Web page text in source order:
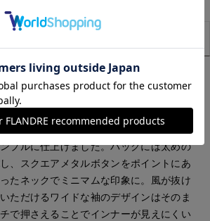
な張り感が特徴の綿ポリエステルの素材
シルエットのブラウスライクなカットソ
トと袖口のターンアップ活かすため、フ
プルに仕上げました。バックには太めの
、スクエアメタルボタンをポイントにあ
たネックでミニマムな印象に。風が抜け
ただけるワイドな袖のデザインはそのま
で押さえることでインナーが見えにくい